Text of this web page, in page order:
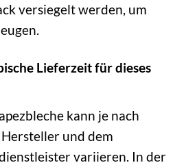
versiegelt werden, um
Lieferzeit für dieses
kann je nach
und dem
variieren. In der